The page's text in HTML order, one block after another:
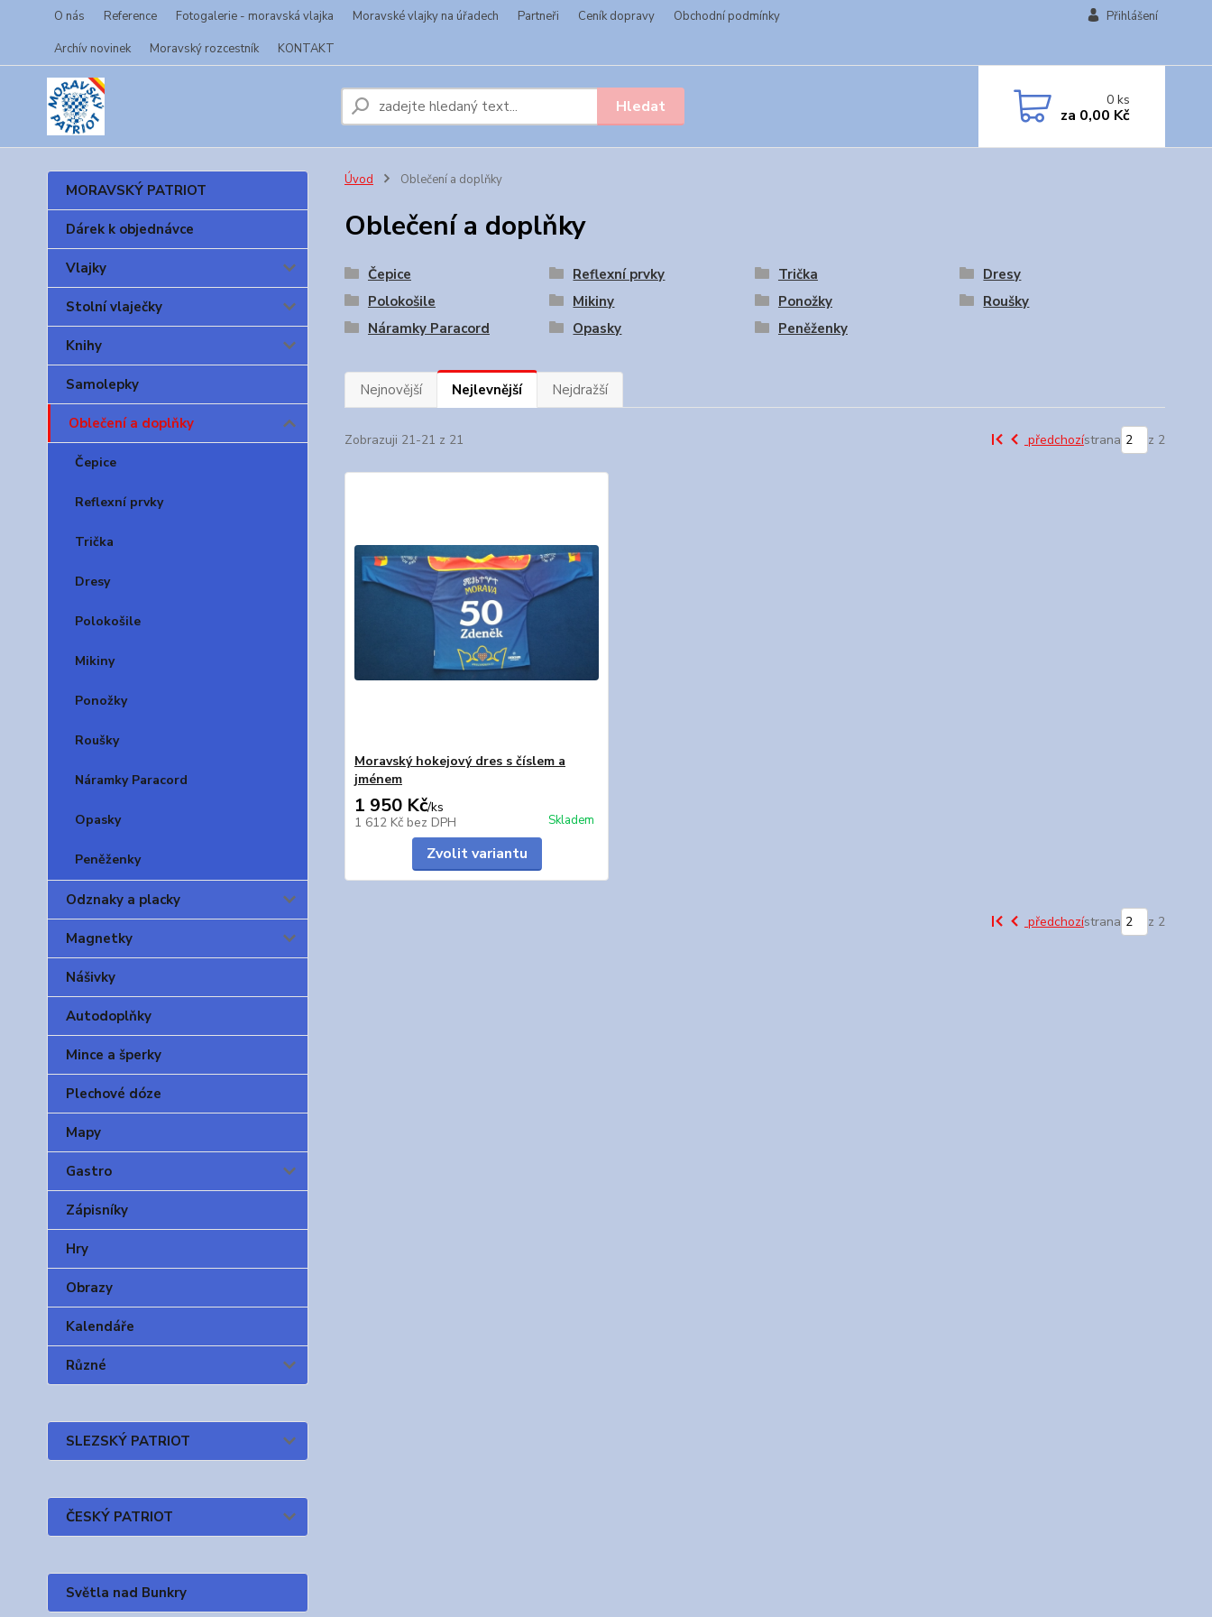
O nás Reference Fotogalerie - moravská vlajka Moravské vlajky na úřadech Partneři Ceník dopravy
Obchodní podmínky
Archív novinek
Moravský rozcestník KONTAKT
Přihlášení
Hledat 0ks
za 0,00 Kč
MORAVSKÝ PATRIOT
Dárek k objednávce
Vlajky
Stolní vlaječky
Knihy
Samolepky
Oblečení a doplňky
Čepice
Reflexní prvky
Trička
Dresy
Polokošile
Mikiny
Ponožky
Roušky
Náramky Paracord
Opasky
Peněženky
Odznaky a placky
Magnetky
Nášivky
Autodoplňky
Mince a šperky
Plechové dóze
Mapy
Gastro
Zápisníky
Hry
Obrazy
Kalendáře
Různé
SLEZSKÝ PATRIOT
ČESKÝ PATRIOT
Světla nad Bunkry
Úvod Oblečení a doplňky
Oblečení a doplňky
Čepice Reflexní prvky Trička
Dresy
Polokošile
Mikiny Ponožky
Roušky
Náramky Paracord
Opasky Peněženky
Nejnovější Nejlevnější Nejdražší
Zobrazuji 21-21 z 21 předchozístrana z 2
Moravský hokejový dres s číslem a
jménem
1 950 Kč/ks
1 612 Kč bez DPH Skladem
Zvolit variantu
předchozístrana z 2